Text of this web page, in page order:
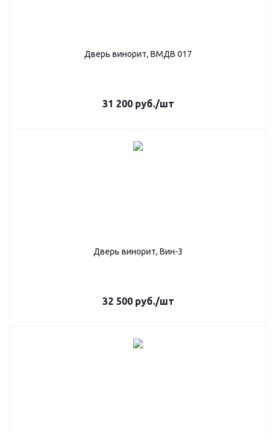
Дверь винорит, ВМДВ 017
31 200руб./шт
Дверь винорит, Вин-3
32 500руб./шт